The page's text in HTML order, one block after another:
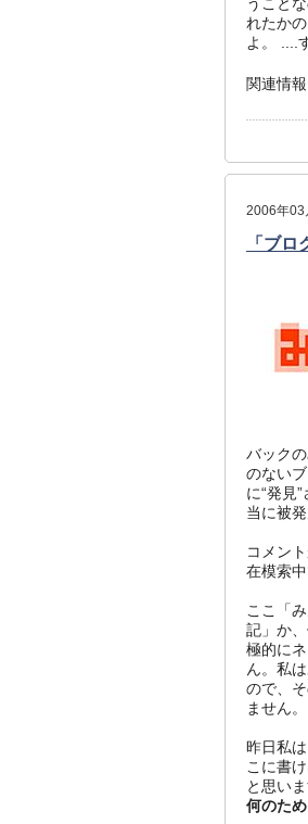
れたか
よ。 ....
関連情
2006年03
「ブロ
バック
のない
に“発見
当に被
コメン
在模索中
ここ「
記」か
極的に
ん。私
ので、
ません。
昨日私
こに書
と思い
何のた